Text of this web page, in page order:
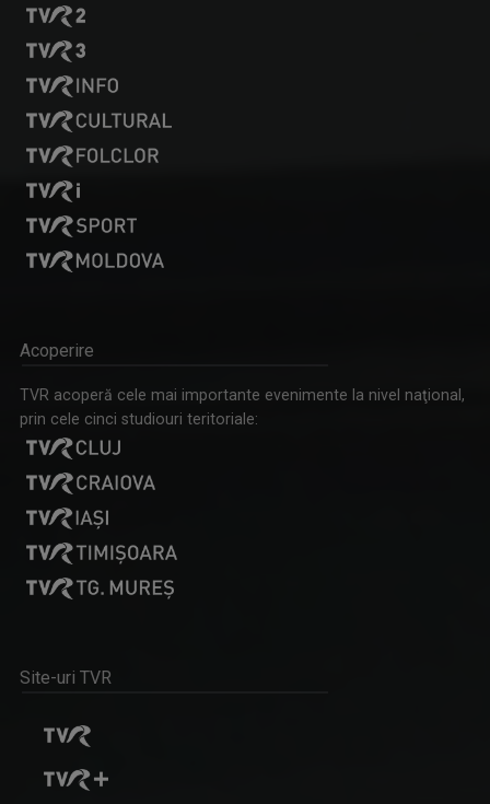
PROFESIONIŞTII ... CU EUGENIA VODĂ
Este una dintre cele mai apreciate şi urmărite ...
UNIVERSUL CREDINŢEI
Reportaje, interviuri, documentare, dar şi ...
TEZAUR FOLCLORIC
Bogdan Muzgoci s-a alăturat echipei TVR în ...
Acoperire
TVR acoperă cele mai importante evenimente la nivel naţional,
prin cele cinci studiouri teritoriale:
Site-uri TVR